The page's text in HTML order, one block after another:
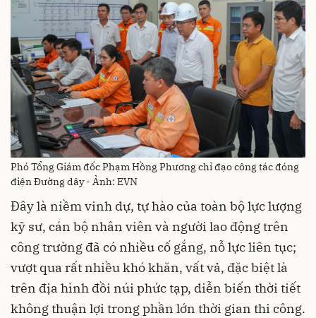
Phó Tổng Giám đốc Phạm Hồng Phương chỉ đạo công tác đóng
điện Đường dây - Ảnh: EVN
Đây là niềm vinh dự, tự hào của toàn bộ lực lượng
kỹ sư, cán bộ nhân viên và người lao động trên
công trường đã có nhiều cố gắng, nỗ lực liên tục;
vượt qua rất nhiều khó khăn, vất vả, đặc biệt là
trên địa hình đồi núi phức tạp, diễn biến thời tiết
không thuận lợi trong phần lớn thời gian thi công.